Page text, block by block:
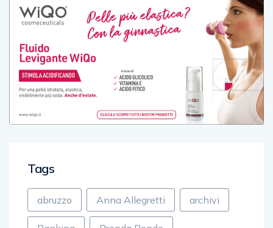
Tags
abruzzo Anna Allegretti archivi